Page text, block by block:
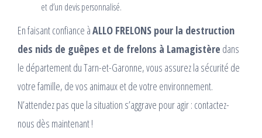
et d’un devis personnalisé.
En faisant confiance àALLO FRELONS pour la destruction
des nids de guêpes et de frelons à Lamagistère dans
le département du Tarn-et-Garonne, vous assurez la sécurité de
votre famille, de vos animaux et de votre environnement.
N’attendez pas que la situation s’aggrave pour agir : contactez-
nous dès maintenant !